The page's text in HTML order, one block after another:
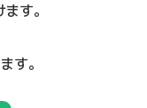
す。
す。